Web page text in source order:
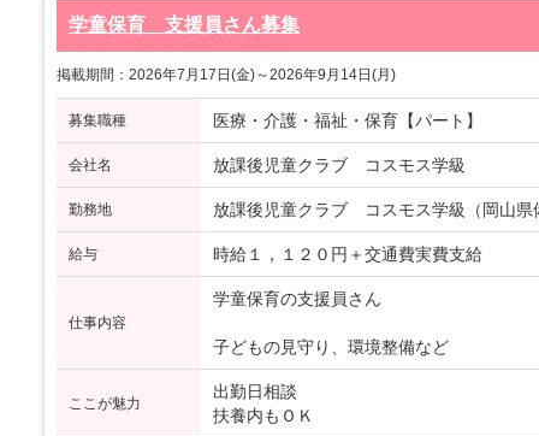
学童保育 支援員さん募集
掲載期間：2026年7月17日(金)～2026年9月14日(月)
募集職種 医療・介護・福祉・保育【パート】
会社名 放課後児童クラブ コスモス学級
勤務地 放課後児童クラブ コスモス学級（岡山県
給与 時給１，１２０円＋交通費実費支給
仕事内容
学童保育の支援員さん
子どもの見守り、環境整備など
ここが魅力
出勤日相談
扶養内もＯＫ